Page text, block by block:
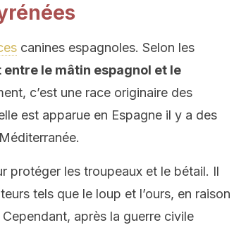
canines espagnoles. Selon les
le mâtin espagnol et le
c’est une race originaire des
est apparue en Espagne il y a des
protéger les troupeaux et le bétail. Il
tels que le loup et l’ours, en raison
après la guerre civile